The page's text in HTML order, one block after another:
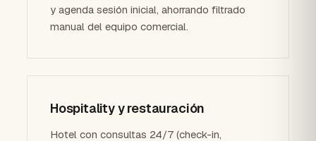
y agenda sesión inicial, ahorrando filtrado
manual del equipo comercial.
Hospitality y restauración
Hotel con consultas 24/7 (check-in,